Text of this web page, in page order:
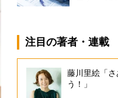
注目の著者・連載
藤川里絵「さ
う！」